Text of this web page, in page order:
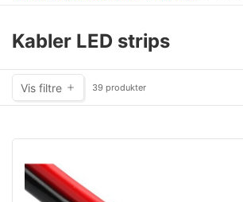
Kabler LED strips
Vis filtre 39 produkter